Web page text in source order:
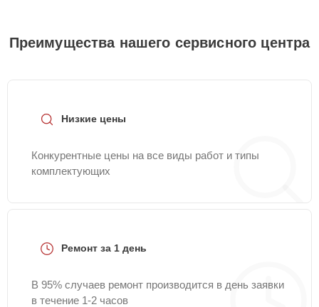
Преимущества нашего сервисного центра
Низкие цены
Конкурентные цены на все виды работ и типы
комплектующих
Ремонт за 1 день
В 95% случаев ремонт производится в день заявки
в течение 1-2 часов